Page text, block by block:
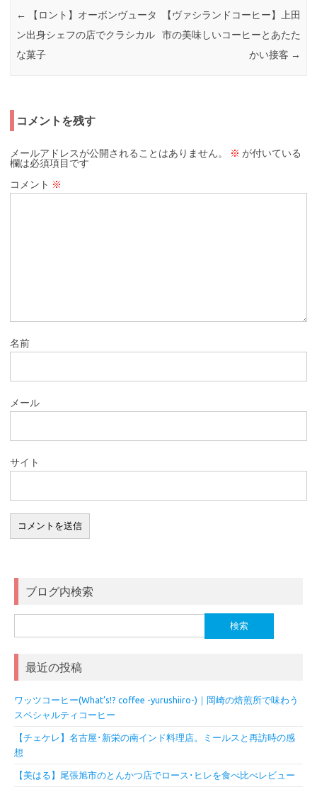
←
【ロント】オーボンヴュータ
ン出身シェフの店でクラシカル
な菓子
【ヴァシランドコーヒー】上田
市の美味しいコーヒーとあたた
かい接客 →
コメントを残す
メールアドレスが公開されることはありません。 ※ が付いている
欄は必須項目です
コメント ※
名前
メール
サイト
ブログ内検索
索:
最近の投稿
ワッツコーヒー(What’s!? coffee -yurushiiro-)｜岡崎の焙煎所で味わう
スペシャルティコーヒー
【チェケレ】名古屋･新栄の南インド料理店。ミールスと再訪時の感
想
【美はる】尾張旭市のとんかつ店でロース･ヒレを食べ比べレビュー